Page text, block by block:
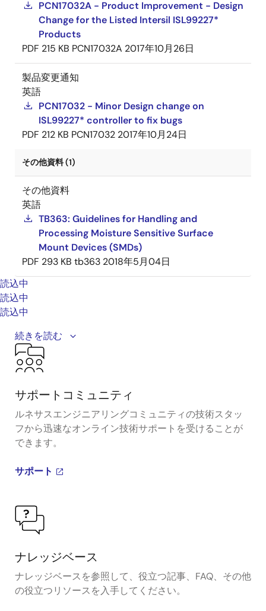
PCN17032A - Product Improvement - Design
Change for the Listed Intersil ISL99227*
Products
PDF 215 KB PCN17032A 2017年10月26日
製品変更通知
英語
PCN17032 - Minor Design change on
ISL99227* controller to fix bugs
PDF 212 KB PCN17032 2017年10月24日
その他資料 (1)
その他資料
英語
TB363: Guidelines for Handling and
Processing Moisture Sensitive Surface
Mount Devices (SMDs)
PDF 293 KB tb363 2018年5月04日
読込中
読込中
読込中
Introducing 12 new digital multiphase controllers and
a companion smart power stage, including the
industry's first digital solution with an Adaptive
digital multiphase controller solutions can
significantly speed up and simplify design time.
Related Resources
Smart Power Stages
続きを読む
サポートコミュニティ
ルネサスエンジニアリングコミュニティの技術スタッ
フから迅速なオンライン技術サポートを受けることが
できます。
サポート
ナレッジベース
ナレッジベースを参照して、役立つ記事、FAQ、その他
の役立つリソースを入手してください。